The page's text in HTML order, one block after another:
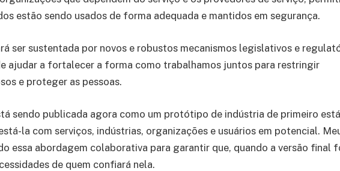
estão sendo usados ​​de forma adequada e mantidos em segurança.
ser sustentada por novos e robustos mecanismos legislativos e
ajudar a fortalecer a forma como trabalhamos juntos para restringir
e proteger as pessoas.
sendo publicada agora como um protótipo de indústria de primeiro
la com serviços, indústrias, organizações e usuários em potencial.
essa abordagem colaborativa para garantir que, quando a versão final
de quem confiará nela.